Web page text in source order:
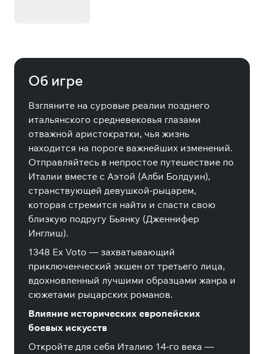
Об игре
Взгляните на суровые реалии позднего
итальянского средневековья глазами
отважной аристократки, чья жизнь
находится на пороге важнейших изменений.
Отправляйтесь в непростое путешествие по
Италии вместе с Аэтой (Алби Болдуин),
странствующей девушкой-рыцарем,
которая стремится найти и спасти свою
близкую подругу Бьянку (Дженнифер
Инглиш).
1348 Ex Voto — захватывающий
приключенческий экшен от третьего лица,
вдохновленный лучшими образцами жанра и
сюжетами рыцарских романов.
Влияние исторических европейских
боевых искусств
Откройте для себя Италию 14-го века —